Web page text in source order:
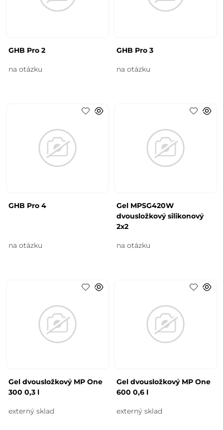
GHB Pro 2
na otázku
GHB Pro 3
na otázku
GHB Pro 4
na otázku
Gel MPSG420W
dvousložkový silikonový
2x2
na otázku
Gel dvousložkový MP One
300 0,3 l
externý sklad
Gel dvousložkový MP One
600 0,6 l
externý sklad